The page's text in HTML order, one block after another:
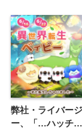
弊社・ライバー
ー、「…ハッチ…